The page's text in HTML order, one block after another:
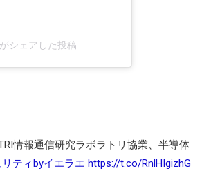
シェアした投稿
情報通信研究ラボラトリ協業、半導体
ティbyイエラエ https://t.co/RnlHIgizhG